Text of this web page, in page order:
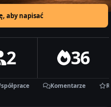
aby napisać
2 36
Komentarze